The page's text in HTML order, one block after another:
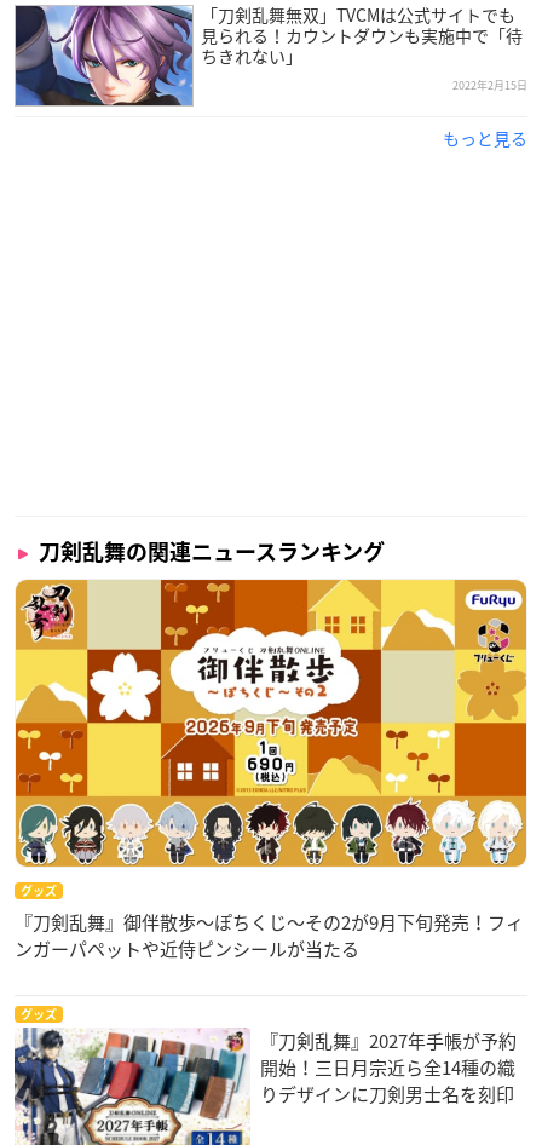
「刀剣乱舞無双」TVCMは公式サイトでも
見られる！カウントダウンも実施中で「待
ちきれない」
2022年2月15日
もっと見る
刀剣乱舞の関連ニュースランキング
グッズ
『刀剣乱舞』御伴散歩～ぽちくじ～その2が9月下旬発売！フィ
ンガーパペットや近侍ピンシールが当たる
グッズ
『刀剣乱舞』2027年手帳が予約
開始！三日月宗近ら全14種の織
りデザインに刀剣男士名を刻印